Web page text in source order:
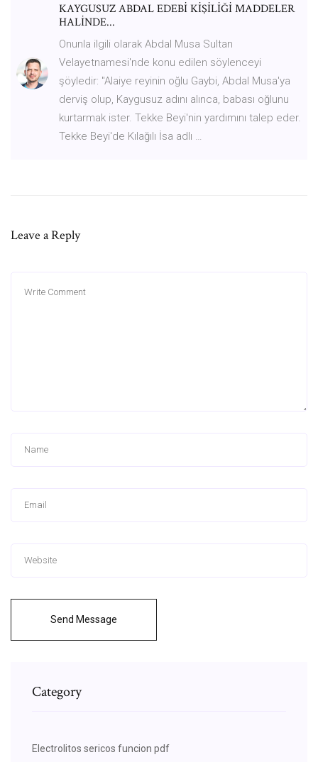
KAYGUSUZ ABDAL EDEBİ KİŞİLİĞİ MADDELER
HALİNDE...
Onunla ilgili olarak Abdal Musa Sultan
Velayetnamesi'nde konu edilen söylenceyi
şöyledir: ''Alaiye reyinin oğlu Gaybi, Abdal Musa'ya
derviş olup, Kaygusuz adını alınca, babası oğlunu
kurtarmak ister. Tekke Beyi'nin yardımını talep eder.
Tekke Beyi'de Kılağılı İsa adlı …
Leave a Reply
Send Message
Category
Electrolitos sericos funcion pdf